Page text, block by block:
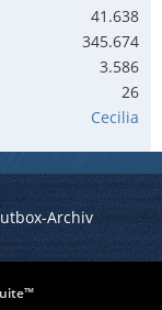
41.638
345.674
3.586
26
Cecilia
Archiv